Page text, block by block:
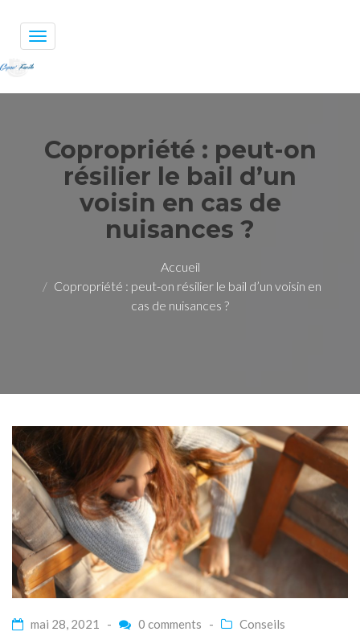
Toggle
navigation
Copropriété : peut-on
résilier le bail d’un
voisin en cas de
nuisances ?
Accueil
Copropriété : peut-on résilier le bail d’un voisin en
cas de nuisances ?
mai 28, 2021 - 0 comments - Conseils